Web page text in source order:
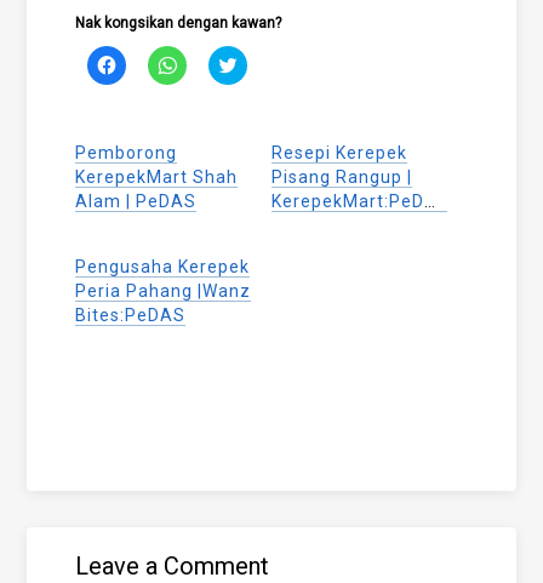
Nak kongsikan dengan kawan?
Click
to
in
new
window)
Click
to
new
window)
Click
to
(Opens
window)
Pemborong
KerepekMart Shah
Alam | PeDAS
Resepi Kerepek
Pisang Rangup |
KerepekMart:PeDAS
Pengusaha Kerepek
Peria Pahang |Wanz
Bites:PeDAS
Leave a Comment